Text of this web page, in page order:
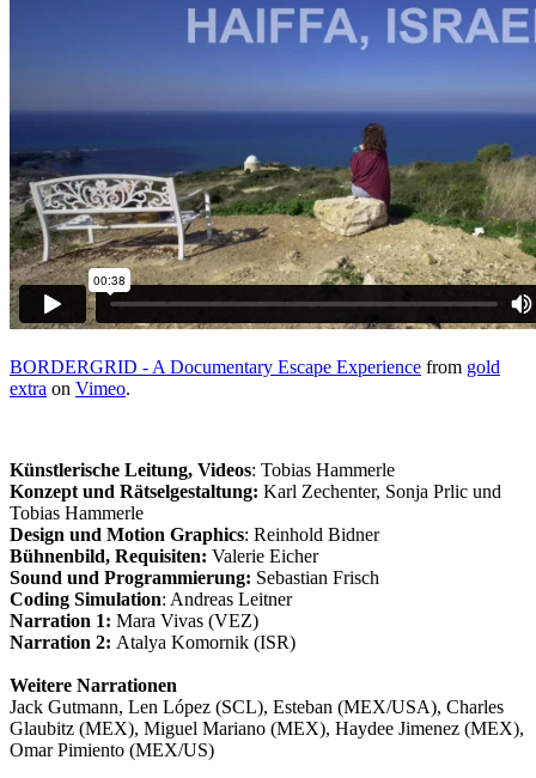
BORDERGRID - A Documentary Escape Experience from gold
extra on Vimeo.
Künstlerische Leitung, Videos: Tobias Hammerle
Konzept und Rätselgestaltung: Karl Zechenter, Sonja Prlic und
Tobias Hammerle
Design und Motion Graphics: Reinhold Bidner
Bühnenbild, Requisiten: Valerie Eicher
Sound und Programmierung: Sebastian Frisch
Coding Simulation: Andreas Leitner
Narration 1: Mara Vivas (VEZ)
Narration 2: Atalya Komornik (ISR)
Weitere Narrationen
Jack Gutmann, Len López (SCL), Esteban (MEX/USA), Charles
Glaubitz (MEX), Miguel Mariano (MEX), Haydee Jimenez (MEX),
Omar Pimiento (MEX/US)